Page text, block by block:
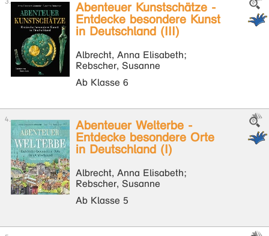
Abenteuer Kunstschätze -
Entdecke besondere Kunst
in Deutschland (III)
Albrecht, Anna Elisabeth;
Rebscher, Susanne
Ab Klasse 6
Abenteuer Welterbe -
Entdecke besondere Orte
in Deutschland (I)
Albrecht, Anna Elisabeth;
Rebscher, Susanne
Ab Klasse 5